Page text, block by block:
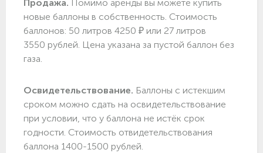
Продажа. Помимо аренды вы можете купить
новые баллоны в собственность. Стоимость
баллонов: 50 литров 4250 ₽ или 27 литров
3550 рублей. Цена указана за пустой баллон без
газа.
Освидетельствование. Баллоны с истекшим
сроком можно сдать на освидетельствование
при условии, что у баллона не истёк срок
годности. Стоимость отвидетельствования
баллона 1400-1500 рублей.